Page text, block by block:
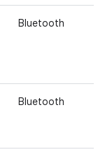
Bluetooth
Bluetooth